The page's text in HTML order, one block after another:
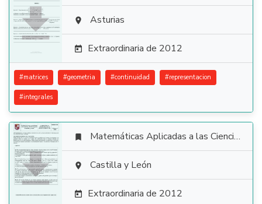
  Asturias
 Extraordinaria de 2012
#matrices #geometria #continuidad #representacion
#integrales

 Matemáticas Aplicadas a las Ciencias Sociales
 Castilla y León
 Extraordinaria de 2012